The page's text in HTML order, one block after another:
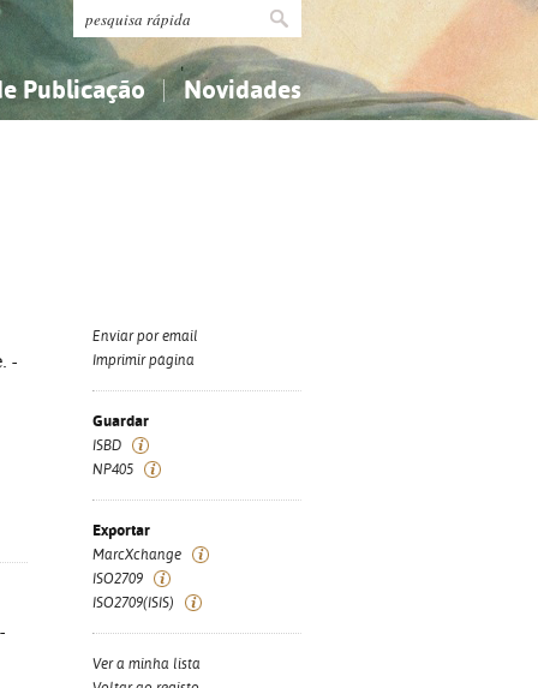
Publicação Novidades
-
Enviar por email
Imprimir página
Guardar
ISBD
NP405
Exportar
MarcXchange
ISO2709
ISO2709(ISIS)
Ver a minha lista